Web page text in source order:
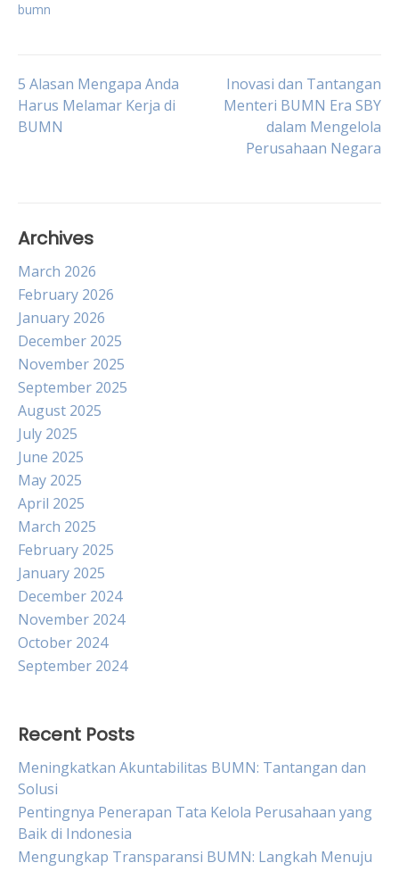
bumn
Post
navigation
5 Alasan Mengapa Anda
Harus Melamar Kerja di
BUMN
Inovasi dan Tantangan
Menteri BUMN Era SBY
dalam Mengelola
Perusahaan Negara
Archives
March 2026
February 2026
January 2026
December 2025
November 2025
September 2025
August 2025
July 2025
June 2025
May 2025
April 2025
March 2025
February 2025
January 2025
December 2024
November 2024
October 2024
September 2024
Recent Posts
Meningkatkan Akuntabilitas BUMN: Tantangan dan
Solusi
Pentingnya Penerapan Tata Kelola Perusahaan yang
Baik di Indonesia
Mengungkap Transparansi BUMN: Langkah Menuju